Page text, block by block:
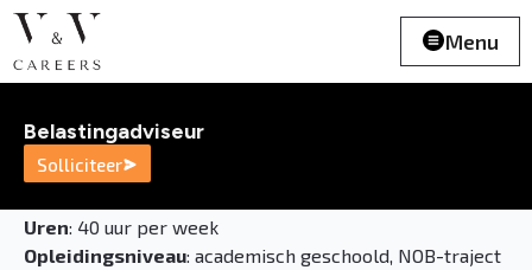
Menu
Belastingadviseur
Solliciteer
Uren: 40 uur per week
Opleidingsniveau: academisch geschoold, NOB-traject